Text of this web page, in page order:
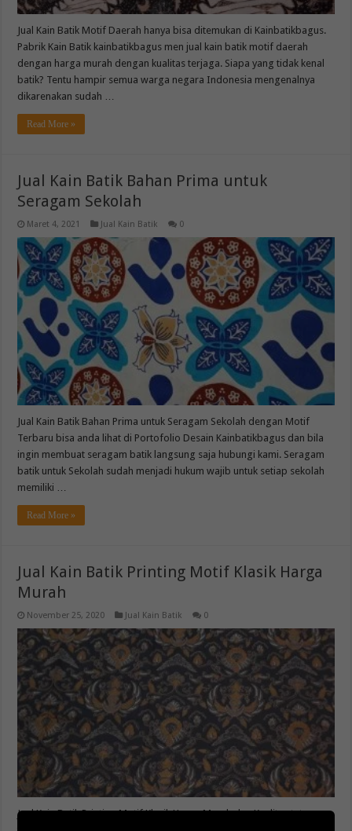
Jual Kain Batik Motif Daerah hanya bisa ditemukan di Kainbatikbagus.
Pabrik Kain Batik kainbatikbagus men jual kain batik motif daerah
dengan harga murah dengan kualitas terjaga. Siapa yang tidak kenal
batik? Tentu hampir semua warga negara Indonesia mengenalnya
dikarenakan sudah …
Read More »
Jual Kain Batik Bahan Prima untuk
Seragam Sekolah
Maret 4, 2021 Jual Kain Batik 0
Jual Kain Batik Bahan Prima untuk Seragam Sekolah dengan Motif
Terbaru bisa anda lihat di Portofolio Desain Kainbatikbagus dan bila
ingin membuat seragam batik langsung saja hubungi kami. Seragam
batik untuk Sekolah sudah menjadi hukum wajib untuk setiap sekolah
memiliki …
Read More »
Jual Kain Batik Printing Motif Klasik Harga
Murah
November 25, 2020 Jual Kain Batik 0
Jual Kain Batik Printing Motif Klasik Harga Murah dan Kualitas tetap